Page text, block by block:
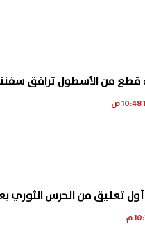
قطع من الأسطول ترافق
أول تعليق من الحرس الثوري